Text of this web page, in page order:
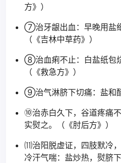
方》）
⑦治牙龈出血：早晚用盐
（《吉林中草药》）
⑧治血痢不止：白盐纸包
（《救急方》）
⑨治气淋脐下切痛：盐和
⑩治赤白久下，谷道疼痛
实熨之。（《肘后方》）
⑾治阳脱虚证，四肢默冷，
冷汗气喘：盐炒热，熨脐